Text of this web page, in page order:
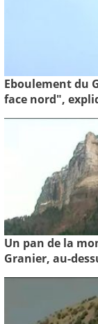
Eboulement du
face nord",
Un pan de la
Granier, au-